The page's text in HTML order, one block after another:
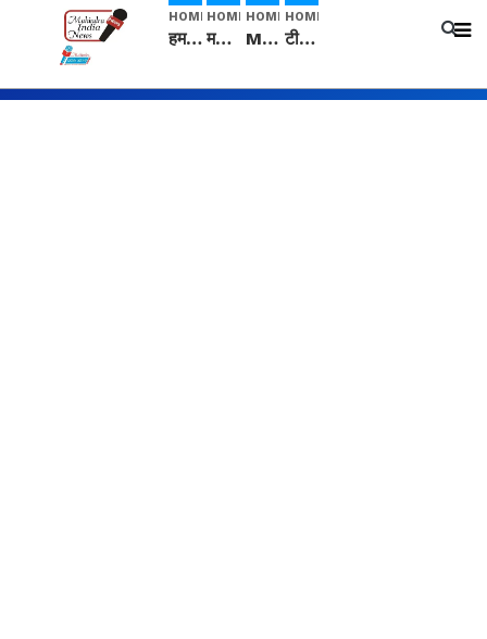
HOME
हम सनातनी..." सांसद kangana Ranaut से क्या बोली लड़की? Viral Jantar-Mantar | CJP protest
HOME
मनीषा हत्याकांड: हत्या, आत्महत्या या कोई बड़ा राज? | Full Story | Josh Haryana
HOME
Mangalsutra: हिंदू धर्म में शादी के बाद मंगलसूत्र क्यों पहनती है महिलाएं, किसने शुरु की ये परंपरा
HOME
टीम बीकेई ने एग्रीकल्चर ग्रेड की यूरिया खाद गट्टों में बदलकर टेक्निकल ग्रेड में बेचने वालों पर करवाई कार्रवाई: लखविंदर सिंह औलख